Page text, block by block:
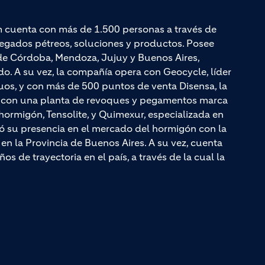
con más de 1.500 personas a través de
pétreos, soluciones y productos. Posee
Córdoba, Mendoza, Jujuy y Buenos Aires,
A su vez, la compañía opera con Geocycle, líder
y con más de 500 puntos de venta Disensa, la
una planta de revoques y pegamentos marca
Tensolite, y Quimexur, especializada en
su presencia en el mercado del hormigón con la
la Provincia de Buenos Aires. A su vez, cuenta
de trayectoria en el país, a través de la cual la